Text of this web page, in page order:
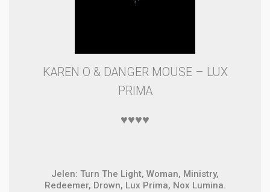
KAREN O & DANGER MOUSE – LUX
PRIMA
♥♥♥♥
Jelen: Turn The Light, Woman, Ministry,
Redeemer, Drown, Lux Prima, Nox Lumina.